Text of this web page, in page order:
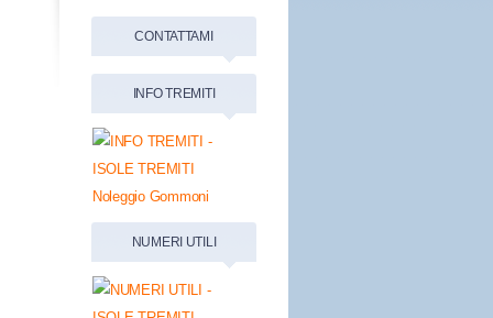
CONTATTAMI
INFO TREMITI
NUMERI UTILI